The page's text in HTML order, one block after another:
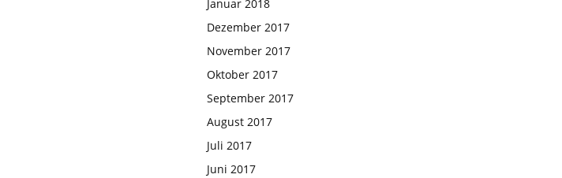
Januar 2018
Dezember 2017
November 2017
Oktober 2017
September 2017
August 2017
Juli 2017
Juni 2017